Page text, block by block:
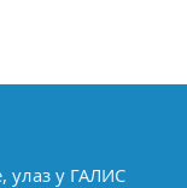
улаз у ГАЛИС